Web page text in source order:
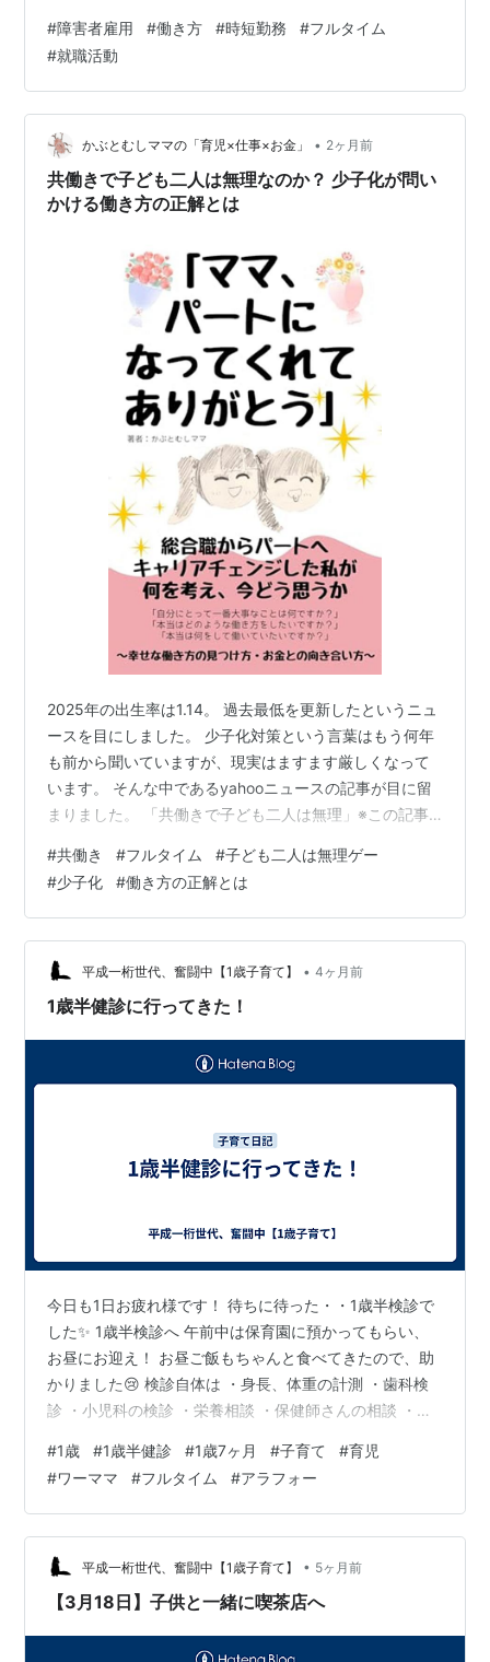
は生活に必要なお金を考え、そこから自分に合った働き
方を選びましょう。 この記事で分かること 勤務時間を決
めるときの考え方 私がフルタイムを選んだ理由 働き方の
選択肢を広げる考え方 まずは生活に必要なお金を考えま
しょう フルタイムか、時短勤務か。 その前に考えたいの
が、生活です。 まずは、毎…
#障害者雇用 #働き方 #時短勤務 #フルタイム
#就職活動
かぶとむしママの「育児×仕事×お金」 • 2ヶ月前
共働きで子ども二人は無理なのか？ 少子化が問い
かける働き方の正解とは
2025年の出生率は1.14。 過去最低を更新したというニュ
ースを目にしました。 少子化対策という言葉はもう何年
も前から聞いていますが、現実はますます厳しくなって
います。 そんな中であるyahooニュースの記事が目に留
まりました。 「共働きで子ども二人は無理」※この記事
は、夫婦フルタイム共働きで働きながら、住宅ローンを
払い、子どもを複数育て、家事育児もこなし、さらに家
族の時間まで確保するという現代の標準モデルそのもの
に無理があるのではないか、と問いかけていました。 私
はこの記事を読みながら、何度もうなずいてしまいまし
た。 なぜなら、私自身がそ…
#共働き #フルタイム #子ども二人は無理ゲー
#少子化 #働き方の正解とは
平成一桁世代、奮闘中【1歳子育て】 • 4ヶ月前
1歳半健診に行ってきた！
今日も1日お疲れ様です！ 待ちに待った・・1歳半検診で
した✨ 1歳半検診へ 午前中は保育園に預かってもらい、
お昼にお迎え！ お昼ご飯もちゃんと食べてきたので、助
かりました😢 検診自体は ・身長、体重の計測 ・歯科検
診 ・小児科の検診 ・栄養相談 ・保健師さんの相談 ・歯
前にまさかの爆睡 そのため、身体計測で起こされ超超超
不機嫌に ギャン泣きのまま計測へ・・😢😢 📍1歳7ヶ月
身長→81センチ 体重→10.4kg くらいだった気がしま
す！大きくなった😆 その後の小児科では ブチギレのまま
進行し、歩行テストもできませんでした😢 ブチギレすぎ
て何…
#1歳 #1歳半健診 #1歳7ヶ月 #子育て #育児
#ワーママ #フルタイム #アラフォー
平成一桁世代、奮闘中【1歳子育て】 • 5ヶ月前
【3月18日】子供と一緒に喫茶店へ